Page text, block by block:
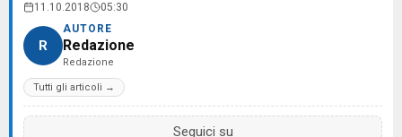
11.10.2018 05:30
R
AUTORE
Redazione
Redazione
Tutti gli articoli →
Seguici su